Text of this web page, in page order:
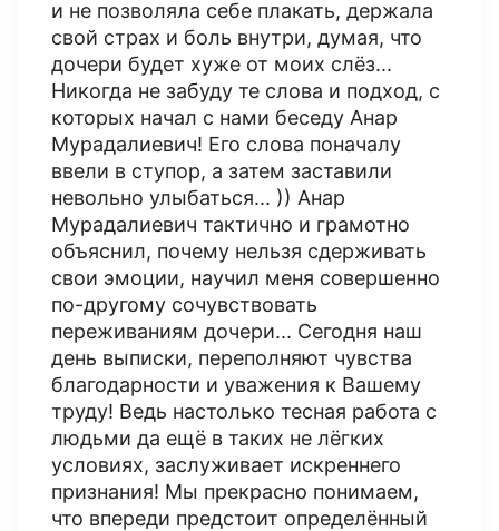
и не позволяла себе плакать, держала
свой страх и боль внутри, думая, что
дочери будет хуже от моих слёз...
Никогда не забуду те слова и подход, с
которых начал с нами беседу Анар
Мурадалиевич! Его слова поначалу
ввели в ступор, а затем заставили
невольно улыбаться... )) Анар
Мурадалиевич тактично и грамотно
объяснил, почему нельзя сдерживать
свои эмоции, научил меня совершенно
по-другому сочувствовать
переживаниям дочери... Сегодня наш
день выписки, переполняют чувства
благодарности и уважения к Вашему
труду! Ведь настолько тесная работа с
людьми да ещё в таких не лёгких
условиях, заслуживает искреннего
признания! Мы прекрасно понимаем,
что впереди предстоит определённый